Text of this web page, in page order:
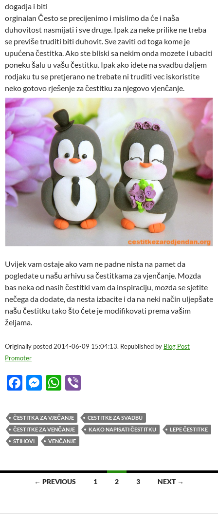
dogadja i biti
orginalan Često se precijenimo i mislimo da će i naša
duhovitost nasmijati i sve druge. Ipak za neke prilike ne treba
se previše truditi biti duhovit. Sve zaviti od toga kome je
upućena čestitka. Ako ste bliski sa nekim onda mozete i ubaciti
poneku šalu u vašu čestitku. Ipak ako idete na svadbu daljem
rodjaku tu se pretjerano ne trebate ni truditi vec iskoristite
neko gotovo rješenje za čestitku za njegovo vjenčanje.
Uvijek vam ostaje ako vam ne padne nista na pamet da
pogledate u našu arhivu sa čestitkama za vjenčanje. Mozda
bas neka od nasih čestitki vam da inspiraciju, mozda se sjetite
nečega da dodate, da nesta izbacite i da na neki način uljepšate
našu čestitku tako što ćete je modifikovati prema vašim
željama.
Originally posted 2014-06-09 15:04:13. Republished by Blog Post
Promoter
F
e
b
o
k
M
se
n
g
W
at
s
A
p
er
ČESTITKA ZA VJEČANJE
CESTITKE ZA SVADBU
ČESTITKE ZA VENČANJE
KAKO NAPISATI ČESTITKU
LEPE ČESTITKE
STIHOVI
VENČANJE
← PREVIOUS 1 2 3 NEXT →